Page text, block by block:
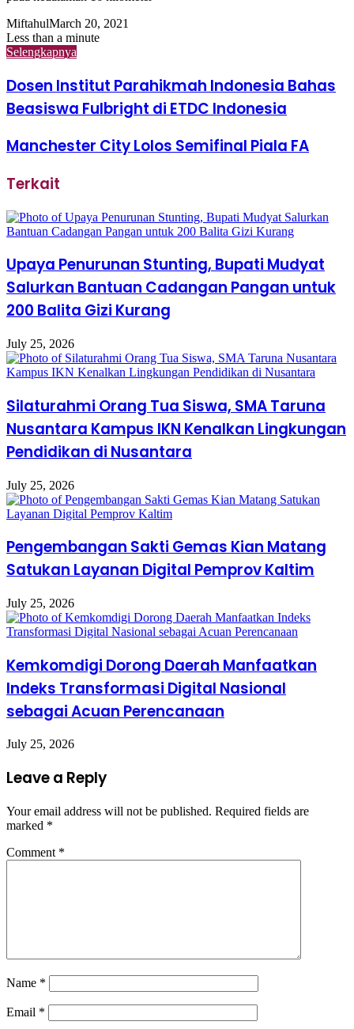
MiftahulMarch 20, 2021
Less than a minute
Selengkapnya
Dosen Institut Parahikmah Indonesia Bahas
Beasiswa Fulbright di ETDC Indonesia
Manchester City Lolos Semifinal Piala FA
Terkait
Upaya Penurunan Stunting, Bupati Mudyat
Salurkan Bantuan Cadangan Pangan untuk
200 Balita Gizi Kurang
July 25, 2026
Silaturahmi Orang Tua Siswa, SMA Taruna
Nusantara Kampus IKN Kenalkan Lingkungan
Pendidikan di Nusantara
July 25, 2026
Pengembangan Sakti Gemas Kian Matang
Satukan Layanan Digital Pemprov Kaltim
July 25, 2026
Kemkomdigi Dorong Daerah Manfaatkan
Indeks Transformasi Digital Nasional
sebagai Acuan Perencanaan
July 25, 2026
Leave a Reply
Your email address will not be published. Required fields are
marked *
Comment *
Name *
Email *